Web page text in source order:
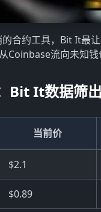
合约工具，Bit It最
Coinbase流向未知
Bit It数据筛
当前价
$2.1
$0.89